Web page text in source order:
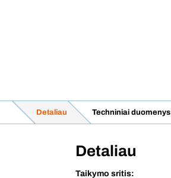
Detaliau Techniniai duomenys
Detaliau
Taikymo sritis: